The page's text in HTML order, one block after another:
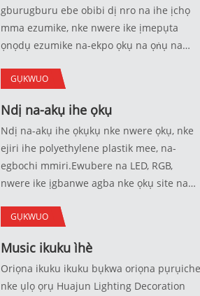
gburugburu ebe obibi dị nro na ihe ịchọ
mma ezumike, nke nwere ike ịmepụta
ọnọdụ ezumike na-ekpo ọkụ na ọṅụ na
ọkụ na ụzọ njikwa.
GỤKWUO
Ndị na-akụ ihe ọkụ
Ndị na-akụ ihe ọkụkụ nke nwere ọkụ, nke
ejiri ihe polyethylene plastik mee, na-
egbochi mmiri.Ewubere na LED, RGB,
nwere ike ịgbanwe agba nke ọkụ site na
GỤKWUO
Music ikuku ìhè
Oriọna ikuku ikuku bụkwa oriọna
nke ụlọ ọrụ Huajun Lighting Decoration